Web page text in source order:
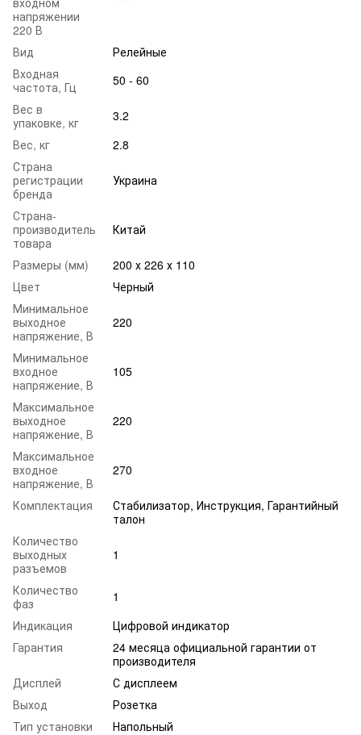
напряжении
220 В
Вид
Релейные
Входная
частота, Гц
50 - 60
Вес в
упаковке, кг
3.2
Вес, кг
2.8
Страна
регистрации
бренда
Украина
Страна-
производитель
товара
Китай
Размеры (мм)
200 х 226 х 110
Цвет
Черный
Минимальное
выходное
напряжение, В
220
Минимальное
входное
напряжение, В
105
Максимальное
выходное
напряжение, В
220
Максимальное
входное
напряжение, В
270
Комплектация
Стабилизатор, Инструкция, Гарантийный
талон
Количество
выходных
разъемов
1
Количество
фаз
1
Индикация
Цифровой индикатор
Гарантия
24 месяца официальной гарантии от
производителя
Дисплей
С дисплеем
Выход
Розетка
Тип установки
Напольный